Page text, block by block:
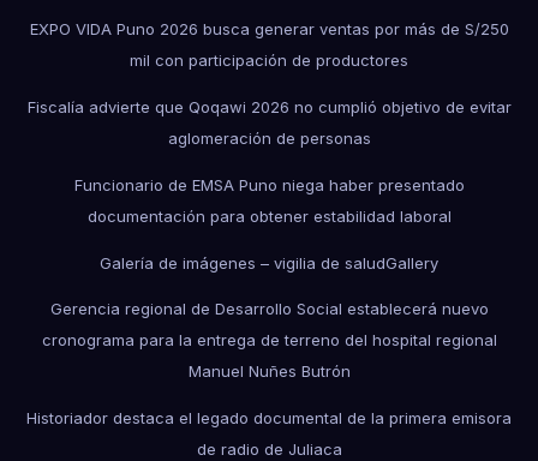
EXPO VIDA Puno 2026 busca generar ventas por más de S/250
mil con participación de productores
Fiscalía advierte que Qoqawi 2026 no cumplió objetivo de evitar
aglomeración de personas
Funcionario de EMSA Puno niega haber presentado
documentación para obtener estabilidad laboral
Galería de imágenes – vigilia de saludGallery
Gerencia regional de Desarrollo Social establecerá nuevo
cronograma para la entrega de terreno del hospital regional
Manuel Nuñes Butrón
Historiador destaca el legado documental de la primera emisora
de radio de Juliaca